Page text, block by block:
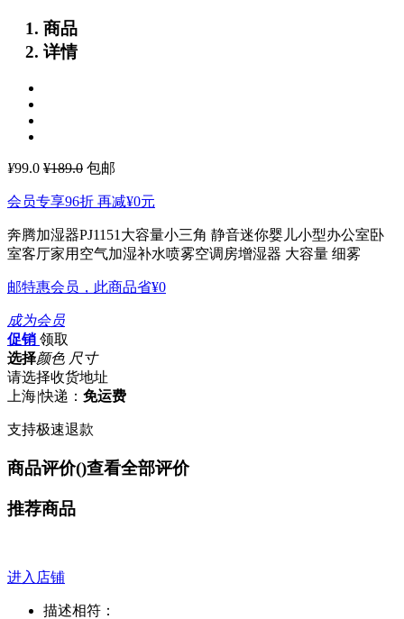
商品
详情
¥99.0 ¥189.0 包邮
会员专享96折 再减¥0元
奔腾加湿器PJ1151大容量小三角 静音迷你婴儿小型办公室卧
室客厅家用空气加湿补水喷雾空调房增湿器 大容量 细雾
邮特惠会员，此商品省¥0
成为会员
促销 领取
选择颜色 尺寸
请选择收货地址
上海|快递： 免运费
支持极速退款
商品评价()查看全部评价
推荐商品
进入店铺
描述相符：